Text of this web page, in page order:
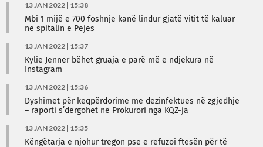
13 JAN 2022 | 15:38
Mbi 1 mijë e 700 foshnje kanë lindur gjatë vitit të kaluar
në spitalin e Pejës
13 JAN 2022 | 15:37
Kylie Jenner bëhet gruaja e parë më e ndjekura në
Instagram
13 JAN 2022 | 15:36
Dyshimet për keqpërdorime me dezinfektues në zgjedhje
– raporti s’dërgohet në Prokurori nga KQZ-ja
13 JAN 2022 | 15:35
Këngëtarja e njohur tregon pse e refuzoi ftesën për të